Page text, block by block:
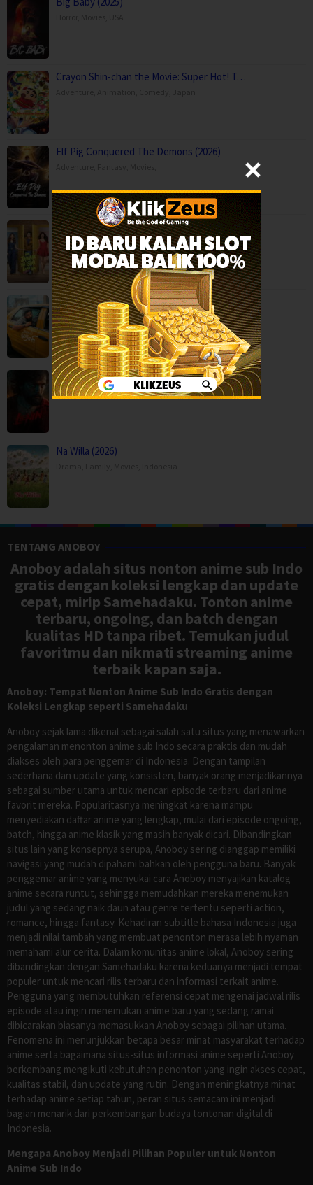
Crayon Shin-chan the Movie: Super Hot! T…
Elf Pig Conquered The Demons (2026)
Hai Jawani Toh Ishq Hona Hai (2026)
Comedy, Movies Romance,India,United Kingdom
Idhayam Murali (2026)
Comedy,Drama,Movies,Romance,India
Lenin (2026)
Action,Drama,Movies,Romance,India
Na Willa (2026)
TENTANG ANOBOY
Anoboy adalah situs nonton anime sub Indo
gratis dengan koleksi lengkap dan update
cepat, mirip Samehadaku. Tonton anime
terbaru, ongoing, dan batch dengan
kualitas HD tanpa ribet. Temukan judul
favoritmu dan nikmati streaming anime
terbaik kapan saja.
Anoboy: Tempat Nonton Anime Sub Indo Gratis dengan
Koleksi Lengkap seperti Samehadaku
Anoboy sejak lama dikenal sebagai salah satu situs yang menawarkan
pengalaman menonton anime sub Indo secara praktis dan mudah
diakses oleh para penggemar di Indonesia. Dengan tampilan
sederhana dan update yang konsisten, banyak orang menjadikannya
sebagai sumber utama untuk mencari episode terbaru dari anime
favorit mereka. Popularitasnya meningkat karena mampu
menyediakan daftar anime yang lengkap, mulai dari episode ongoing,
batch, hingga anime klasik yang masih banyak dicari. Dibandingkan
situs lain yang konsepnya serupa, Anoboy sering dianggap memiliki
navigasi yang mudah dipahami bahkan oleh pengguna baru. Banyak
penggemar anime yang menyukai cara Anoboy menyajikan katalog
anime secara runtut, sehingga memudahkan mereka menemukan
judul yang sedang naik daun atau genre tertentu seperti action,
romance, hingga fantasy. Kehadiran subtitle bahasa Indonesia juga
menjadi nilai tambah yang membuat penonton merasa lebih nyaman
memahami alur cerita. Dalam komunitas anime lokal, Anoboy sering
dibandingkan dengan Samehadaku karena keduanya menjadi tempat
populer untuk mencari rilis terbaru dan informasi terkait anime.
Pengguna yang membutuhkan referensi cepat mengenai jadwal rilis
episode atau ingin menemukan anime baru yang sedang ramai
dibicarakan biasanya memasukkan Anoboy sebagai pilihan utama.
Fenomena ini menunjukkan betapa besar minat masyarakat terhadap
anime serta bagaimana situs-situs informasi anime seperti Anoboy
berkembang mengikuti kebutuhan penonton yang ingin akses cepat,
kualitas stabil, dan update yang rutin. Dengan meningkatnya minat
terhadap anime setiap tahun, peran situs semacam ini menjadi
bagian menarik dari perkembangan budaya tontonan digital di
Indonesia.
Mengapa Anoboy Menjadi Pilihan Populer untuk Nonton
Anime Sub Indo